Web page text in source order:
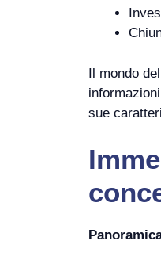
Il mondo
sue